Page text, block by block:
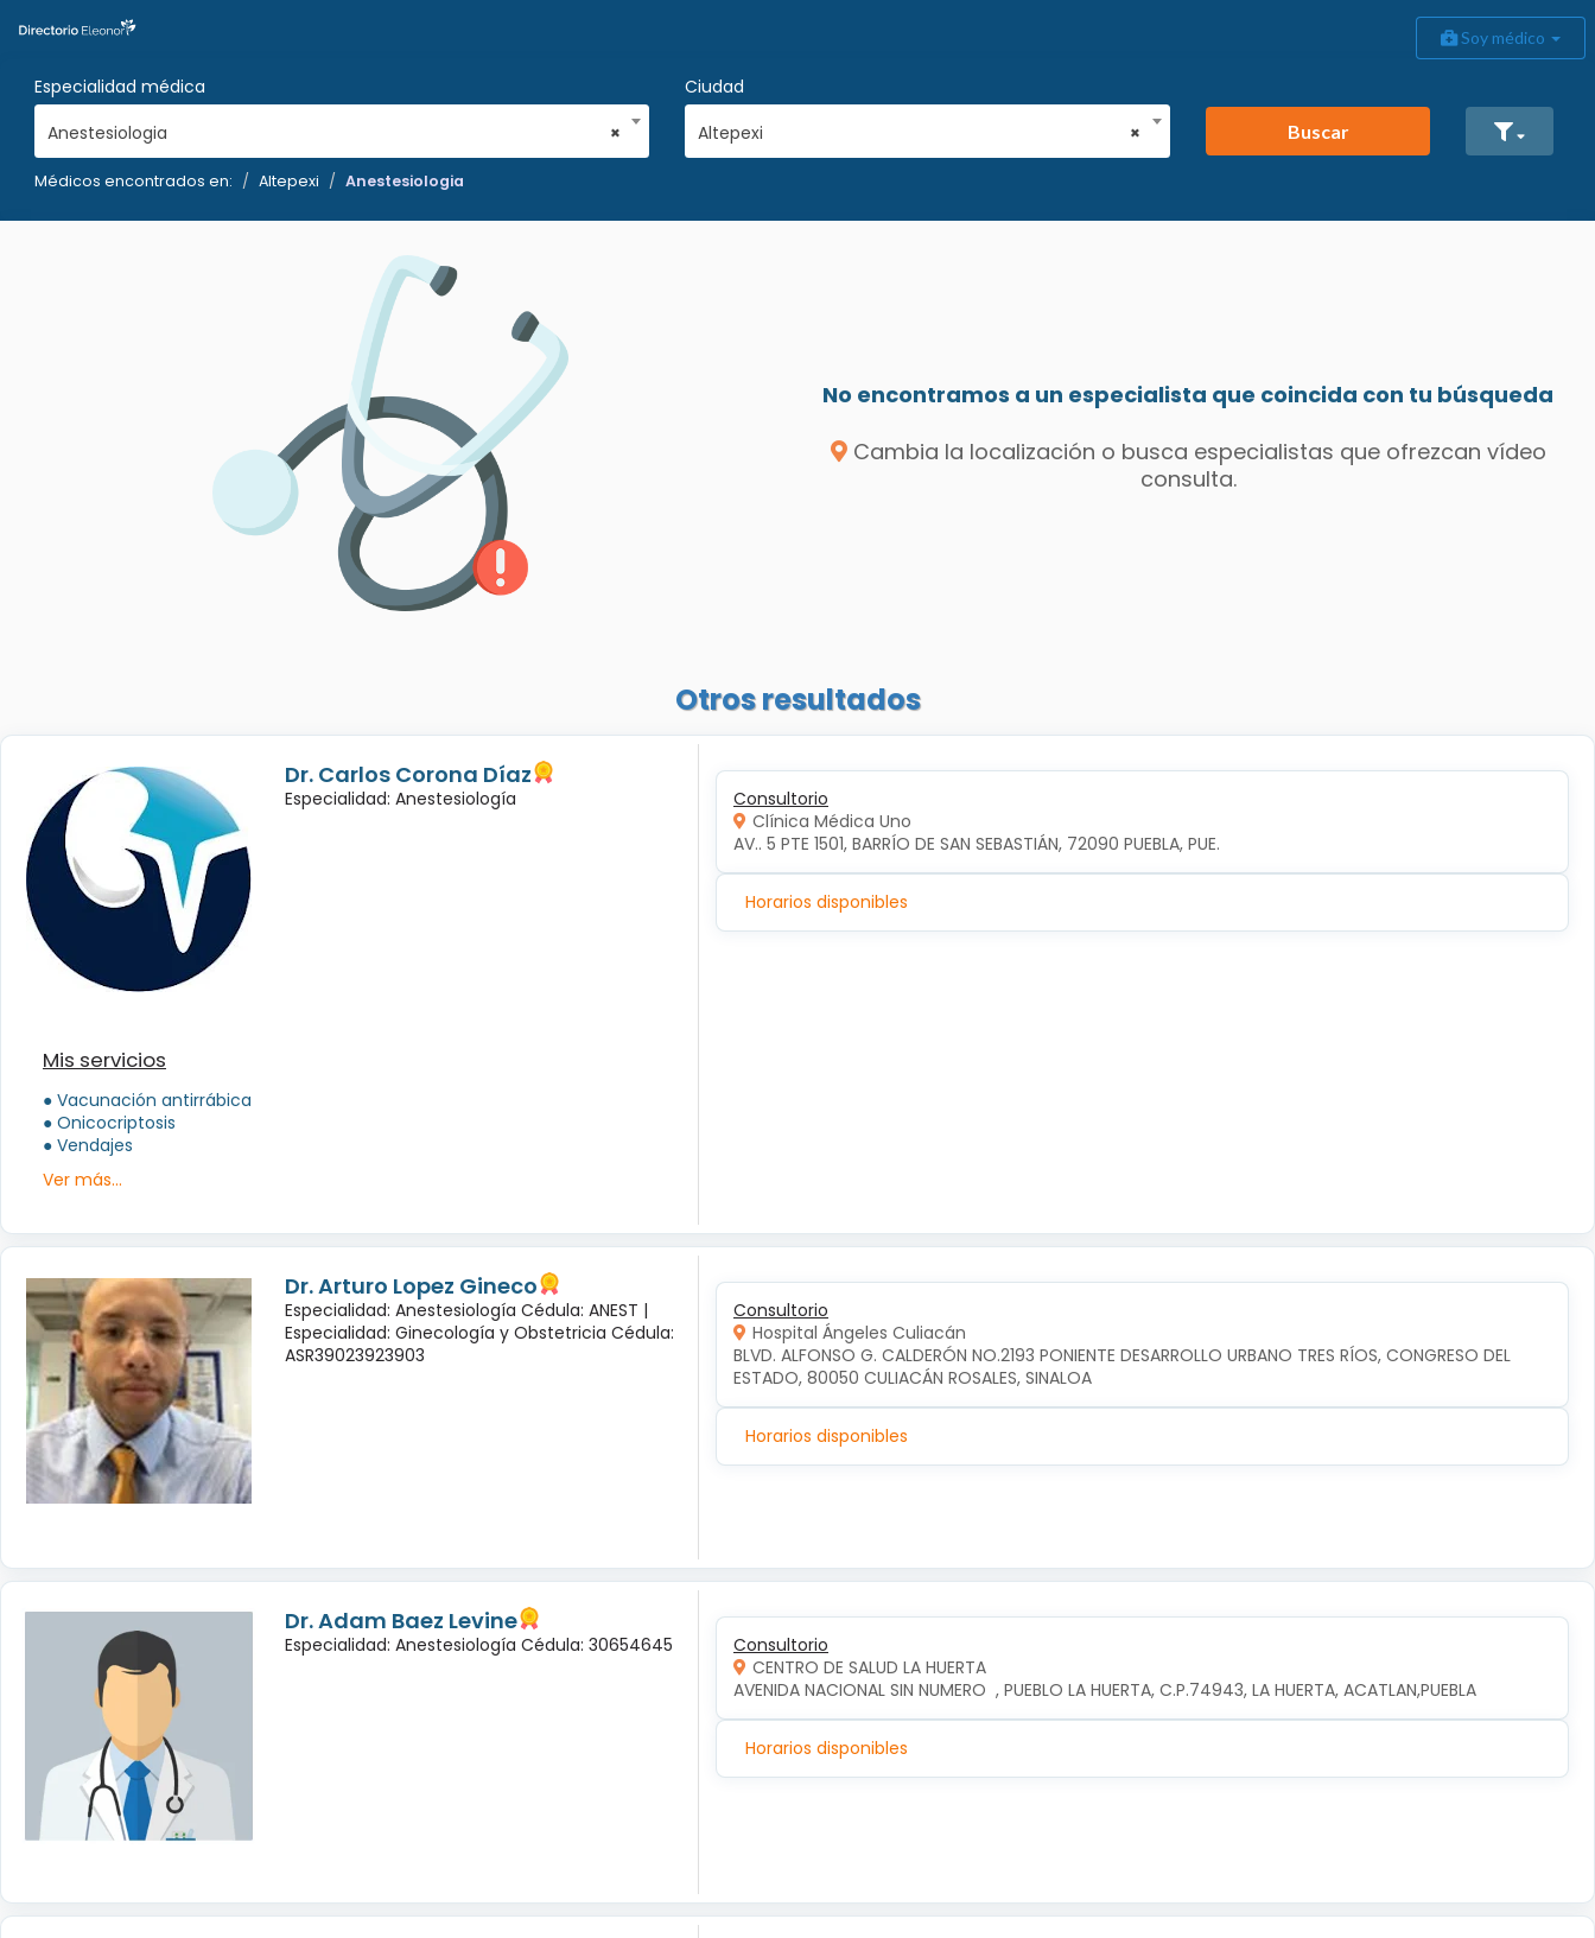
Soy médico
Especialidad médica
×
Anestesiologia
Ciudad
×
Altepexi Buscar
Médicos encontrados en: Altepexi Anestesiologia
No encontramos a un especialista que coincida con tu búsqueda
Cambia la localización o busca especialistas que ofrezcan vídeo
consulta.
Otros resultados
Dr. Carlos Corona Díaz
Especialidad: Anestesiología
Mis servicios
● Vacunación antirrábica
● Onicocriptosis
● Vendajes
Ver más...
Consultorio
Clínica Médica Uno
AV.. 5 PTE 1501, BARRÍO DE SAN SEBASTIÁN, 72090 PUEBLA, PUE.
Horarios disponibles
Dr. Arturo Lopez Gineco
Especialidad: Anestesiología Cédula: ANEST |
Especialidad: Ginecología y Obstetricia Cédula:
ASR39023923903
Consultorio
Hospital Ángeles Culiacán
BLVD. ALFONSO G. CALDERÓN NO.2193 PONIENTE DESARROLLO URBANO TRES RÍOS, CONGRESO DEL
ESTADO, 80050 CULIACÁN ROSALES, SINALOA
Horarios disponibles
Dr. Adam Baez Levine
Especialidad: Anestesiología Cédula: 30654645
Consultorio
CENTRO DE SALUD LA HUERTA
AVENIDA NACIONAL SIN NUMERO  , PUEBLO LA HUERTA, C.P.74943, LA HUERTA, ACATLAN,PUEBLA
Horarios disponibles